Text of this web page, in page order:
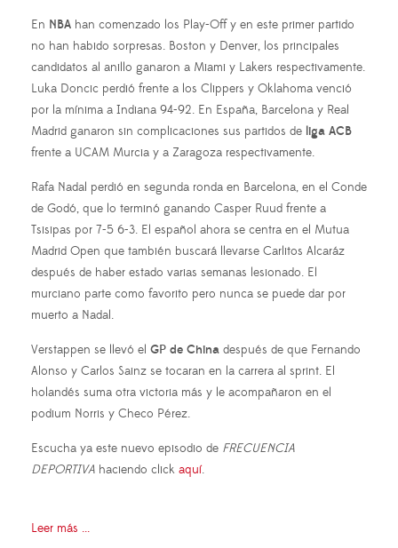
En NBA han comenzado los Play-Off y en este primer partido
no han habido sorpresas. Boston y Denver, los principales
candidatos al anillo ganaron a Miami y Lakers respectivamente.
Luka Doncic perdió frente a los Clippers y Oklahoma venció
por la mínima a Indiana 94-92. En España, Barcelona y Real
Madrid ganaron sin complicaciones sus partidos de liga ACB
frente a UCAM Murcia y a Zaragoza respectivamente.
Rafa Nadal perdió en segunda ronda en Barcelona, en el Conde
de Godó, que lo terminó ganando Casper Ruud frente a
Tsisipas por 7-5 6-3. El español ahora se centra en el Mutua
Madrid Open que también buscará llevarse Carlitos Alcaráz
después de haber estado varias semanas lesionado. El
murciano parte como favorito pero nunca se puede dar por
muerto a Nadal.
Verstappen se llevó el GP de China después de que Fernando
Alonso y Carlos Sainz se tocaran en la carrera al sprint. El
holandés suma otra victoria más y le acompañaron en el
podium Norris y Checo Pérez.
Escucha ya este nuevo episodio de FRECUENCIA
DEPORTIVA haciendo click aquí.
Leer más ...